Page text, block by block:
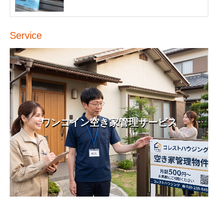
Service
ワンコイン空き家管理サービス